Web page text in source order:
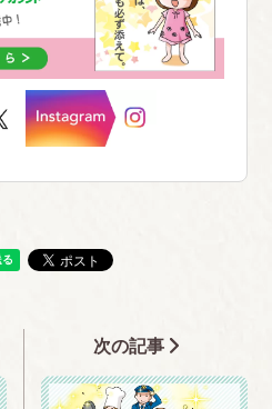
次の記事